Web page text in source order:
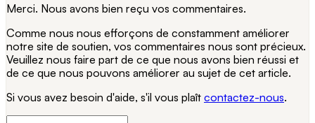
Merci. Nous avons bien reçu vos commentaires.
Comme nous nous efforçons de constamment améliorer
notre site de soutien, vos commentaires nous sont précieux.
Veuillez nous faire part de ce que nous avons bien réussi et
de ce que nous pouvons améliorer au sujet de cet article.
Si vous avez besoin d'aide, s'il vous plaît contactez-nous.